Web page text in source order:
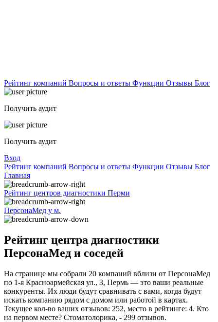
Рейтинг компаний Вопросы и ответы Функции Отзывы Блог
Получить аудит
Получить аудит
Вход
Рейтинг компаний Вопросы и ответы Функции Отзывы Блог
Главная
Рейтинг центров диагностики Перми
ПерсонаМед у м.
Рейтинг центра диагностики
ПерсонаМед и соседей
На странице мы собрали 20 компаний вблизи от ПерсонаМед
по 1-я Красноармейская ул., 3, Пермь — это ваши реальные
конкуренты. Их люди будут сравнивать с вами, когда будут
искать компанию рядом с домом или работой в картах.
Текущее кол-во ваших отзывов: 252, место в рейтинге: 4. Кто
на первом месте? Стоматолорика, - 299 отзывов.